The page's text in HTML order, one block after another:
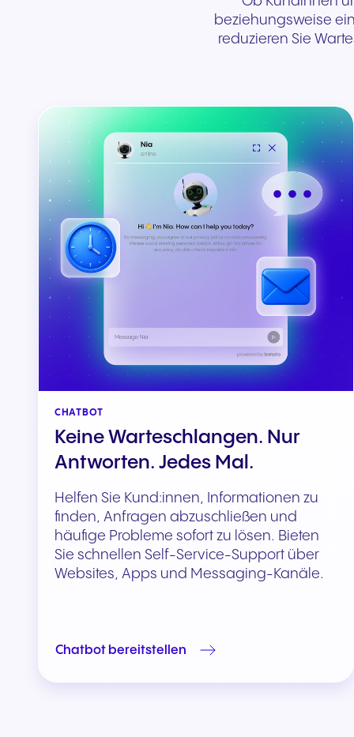
beziehungsweise
reduzieren Sie
CHATBOT
Keine Warteschlangen. Nur
Antworten. Jedes Mal.
Helfen Sie Kund:innen, Informationen zu
finden, Anfragen abzuschließen und
häufige Probleme sofort zu lösen. Bieten
Sie schnellen Self-Service-Support über
Websites, Apps und Messaging-Kanäle.
Chatbot bereitstellen